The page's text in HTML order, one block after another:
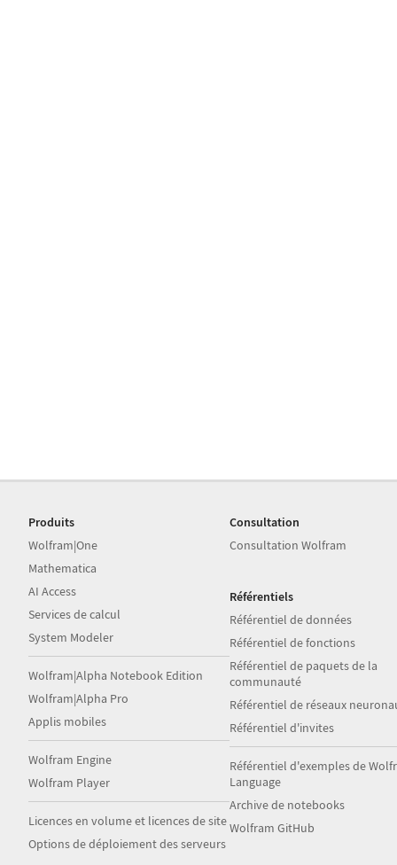
Produits
Wolfram|One
Mathematica
AI Access
Services de calcul
System Modeler
Wolfram|Alpha Notebook Edition
Wolfram|Alpha Pro
Applis mobiles
Wolfram Engine
Wolfram Player
Licences en volume et licences de site
Options de déploiement des serveurs
Consultation
Consultation Wolfram
Référentiels
Référentiel de données
Référentiel de fonctions
Référentiel de paquets de la
communauté
Référentiel de réseaux
Référentiel d'invites
Référentiel d'exemples de
Language
Archive de notebooks
Wolfram GitHub